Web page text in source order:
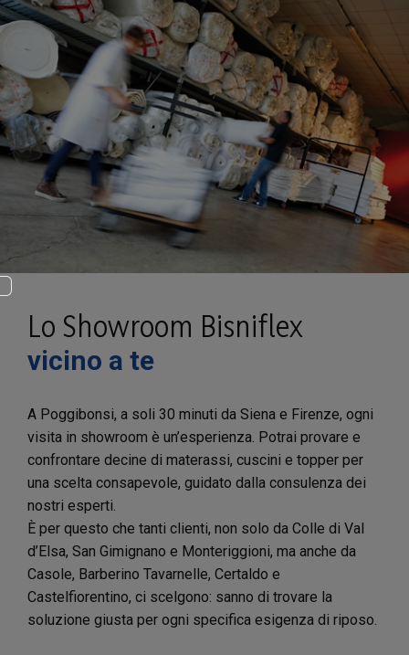
Lo Showroom Bisniflex
vicino a te
A Poggibonsi, a soli 30 minuti da Siena e Firenze, ogni
visita in showroom è un’esperienza. Potrai provare e
confrontare decine di materassi, cuscini e topper per
una scelta consapevole, guidato dalla consulenza dei
nostri esperti.
È per questo che tanti clienti, non solo da Colle di Val
d’Elsa, San Gimignano e Monteriggioni, ma anche da
Casole, Barberino Tavarnelle, Certaldo e
Castelfiorentino, ci scelgono: sanno di trovare la
soluzione giusta per ogni specifica esigenza di riposo.